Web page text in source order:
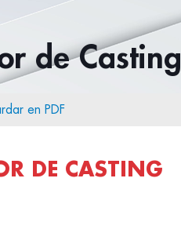
de Casting
en PDF
DE CASTING